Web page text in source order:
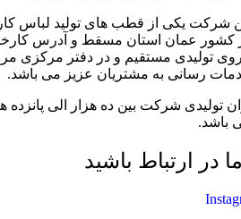
شرکت یکی از قطب های تولید لباس کار
رسانی به مشتریان عزیز می باشد.
تولیدی شرکت بین ده هزار الی
باشد.
در ارتباط باشید